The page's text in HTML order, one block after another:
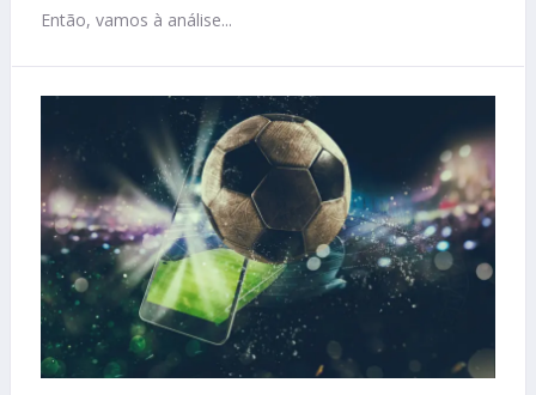
Então, vamos à análise...